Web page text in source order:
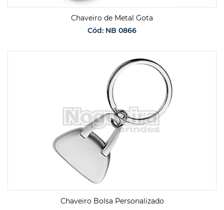
Chaveiro de Metal Gota
Cód: NB 0866
SOLICITAR ORÇAMENTO
Chaveiro Bolsa Personalizado